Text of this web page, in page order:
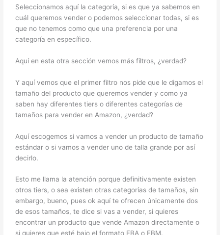
Seleccionamos aquí la categoría, si es que ya sabemos en
cuál queremos vender o podemos seleccionar todas, si es
que no tenemos como que una preferencia por una
categoría en específico.
Aquí en esta otra sección vemos más filtros, ¿verdad?
Y aquí vemos que el primer filtro nos pide que le digamos el
tamaño del producto que queremos vender y como ya
saben hay diferentes tiers o diferentes categorías de
tamaños para vender en Amazon, ¿verdad?
Aquí escogemos si vamos a vender un producto de tamaño
estándar o si vamos a vender uno de talla grande por así
decirlo.
Esto me llama la atención porque definitivamente existen
otros tiers, o sea existen otras categorías de tamaños, sin
embargo, bueno, pues ok aquí te ofrecen únicamente dos
de esos tamaños, te dice si vas a vender, si quieres
encontrar un producto que vende Amazon directamente o
si quieres que esté bajo el formato FBA o FBM.